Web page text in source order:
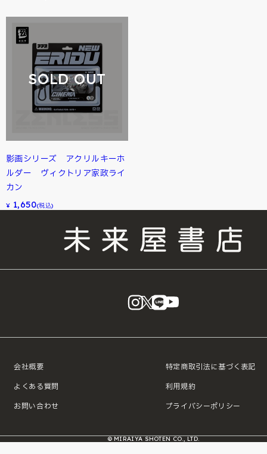
SOLD OUT
影画シリーズ アクリルキーホ
ルダー ヴィクトリア家政ライ
カン
¥ 1,650(税込)
instagram
X LINE
会社概要
よくある質問
お問い合わせ
特定商取引法に基づく表記
利用規約
プライバシーポリシー
© MIRAIYA SHOTEN CO., LTD.